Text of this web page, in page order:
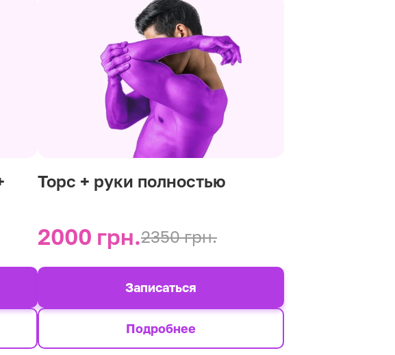
Торс + руки полностью
2000 грн.2350 грн.
Подробнее
Записаться